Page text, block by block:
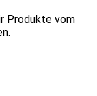
Produkte vom